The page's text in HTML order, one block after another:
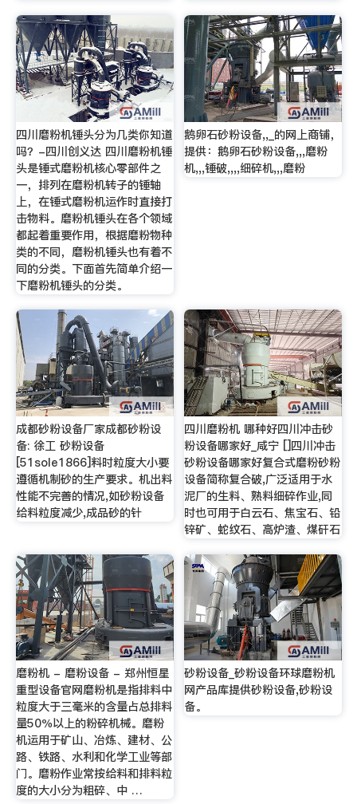
四川磨粉机锤头分为几类你知道
吗？-四川创义达 四川磨粉机锤
头是锤式磨粉机核心零部件之
一，排列在磨粉机转子的锤轴
上，在锤式磨粉机运作时直接打
击物料。磨粉机锤头在各个领域
都起着重要作用，根据磨粉物种
类的不同，磨粉机锤头也有着不
同的分类。下面首先简单介绍一
下磨粉机锤头的分类。
鹅卵石砂粉设备,,_的网上商铺，
提供：鹅卵石砂粉设备,,,磨粉
机,,,锤破,,,,细碎机,,,磨粉
成都砂粉设备厂家成都砂粉设
备: 徐工 砂粉设备
[51sole1866]料时粒度大小要
遵循机制砂的生产要求。机出料
性能不完善的情况,如砂粉设备
给料粒度减少,成品砂的针
四川磨粉机 哪种好四川冲击砂
粉设备哪家好_咸宁 []四川冲击
砂粉设备哪家好复合式磨粉砂粉
设备简称复合破,广泛适用于水
泥厂的生料、熟料细碎作业,同
时也可用于白云石、焦宝石、铅
锌矿、蛇纹石、高炉渣、煤矸石
磨粉机 - 磨粉设备 - 郑州恒星
重型设备官网磨粉机是指排料中
粒度大于三毫米的含量占总排料
量50％以上的粉碎机械。磨粉
机运用于矿山、冶炼、建材、公
路、铁路、水利和化学工业等部
门。磨粉作业常按给料和排料粒
度的大小分为粗碎、中 …
砂粉设备_砂粉设备环球磨粉机
网产品库提供砂粉设备,砂粉设
备。